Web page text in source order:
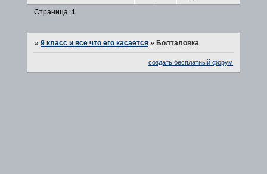
Страница: 1
» 9 класс и все что его касается » Болталовка
создать бесплатный форум